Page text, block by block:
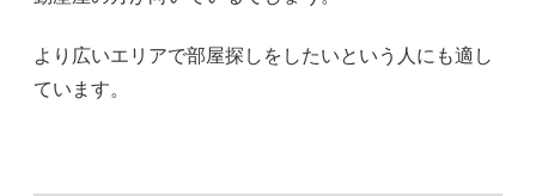
より広いエリアで部屋探しをしたいという人にも適し
ています。